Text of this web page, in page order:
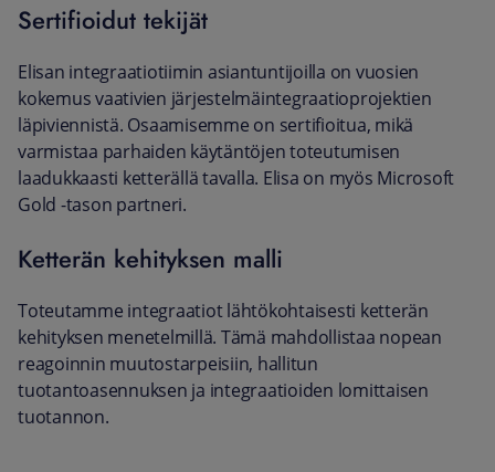
Sertifioidut tekijät
Elisan integraatiotiimin asiantuntijoilla on vuosien
kokemus vaativien järjestelmäintegraatioprojektien
läpiviennistä. Osaamisemme on sertifioitua, mikä
varmistaa parhaiden käytäntöjen toteutumisen
laadukkaasti ketterällä tavalla. Elisa on myös Microsoft
Gold -tason partneri.
Ketterän kehityksen malli
Toteutamme integraatiot lähtökohtaisesti ketterän
kehityksen menetelmillä. Tämä mahdollistaa nopean
reagoinnin muutostarpeisiin, hallitun
tuotantoasennuksen ja integraatioiden lomittaisen
tuotannon.